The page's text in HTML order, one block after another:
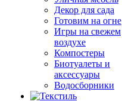
Декор для сада
Готовим на огне
Игры на свежем
воздухе
Компостеры
Биотуалеты и
аксессуары
Водосборники